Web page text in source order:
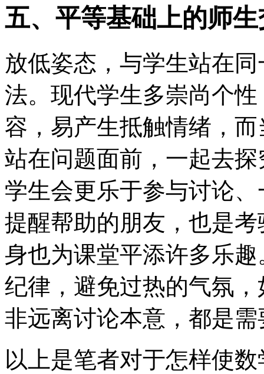
五、平等基础上的师
放低姿态，与学生站在
法。现代学生多崇尚个
容，易产生抵触情绪，
站在问题面前，一起去
学生会更乐于参与讨论
提醒帮助的朋友，也是
身也为课堂平添许多乐
纪律，避免过热的气氛
非远离讨论本意，都是
以上是笔者对于怎样使